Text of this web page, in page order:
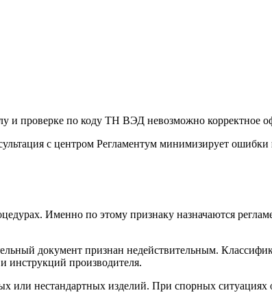
и проверке по коду ТН ВЭД невозможно корректное
с центром Регламентум минимизирует ошибки
Именно по этому признаку назначаются
документ признан недействительным.
инструкций производителя.
нестандартных изделий. При спорных ситуациях